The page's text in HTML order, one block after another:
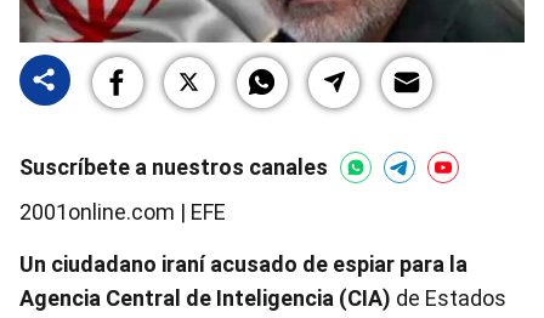
Suscríbete a nuestros canales
2001online.com | EFE
Un ciudadano iraní acusado de espiar para la
Agencia Central de Inteligencia (CIA) de Estados